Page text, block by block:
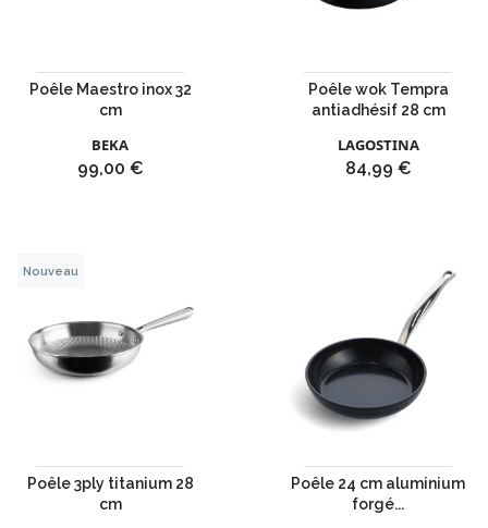
Poêle Maestro inox 32
cm
BEKA
Prix
99,00 €
Poêle wok Tempra
antiadhésif 28 cm
LAGOSTINA
Prix
84,99 €
Poêle 3ply titanium 28
cm
Nouveau
Poêle 24 cm aluminium
forgé...